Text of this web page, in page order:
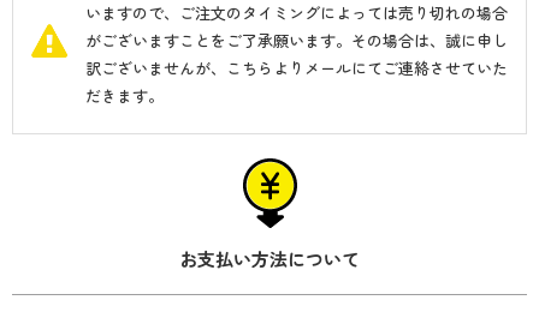
いますので、ご注文のタイミングによっては売り切れの場合
がございますことをご了承願います。その場合は、誠に申し
訳ございませんが、こちらよりメールにてご連絡させていた
だきます。
お支払い方法について